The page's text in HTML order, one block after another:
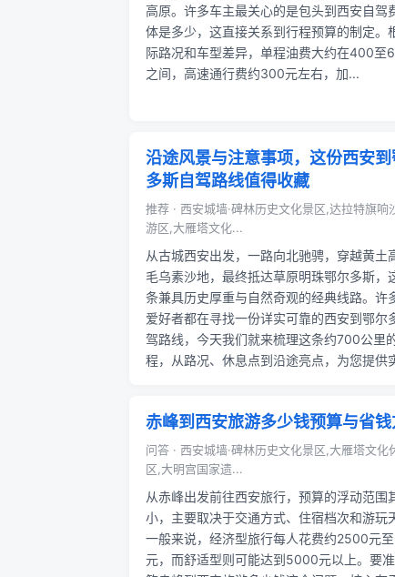
高原。许多车主最关心的是包头到西安自驾
体是多少，这直接关系到行程预算的制定。
际路况和车型差异，单程油费大约在400至
之间，高速通行费约300元左右，加...
沿途风景与注意事项，这份西安
多斯自驾路线值得收藏
推荐 · 西安城墙·碑林历史文化景区,达拉特旗响
游区,大雁塔文化...
从古城西安出发，一路向北驰骋，穿越黄土
毛乌素沙地，最终抵达草原明珠鄂尔多斯，
条兼具历史厚重与自然奇观的经典线路。许
爱好者都在寻找一份详实可靠的西安到鄂尔
驾路线，今天我们就来梳理这条约700公里
程，从路况、休息点到沿途亮点，为您提供
赤峰到西安旅游多少钱预算与省
问答 · 西安城墙·碑林历史文化景区,大雁塔文化
区,大明宫国家遗...
从赤峰出发前往西安旅行，预算的浮动范围
小，主要取决于交通方式、住宿档次和游玩
一般来说，经济型旅行每人花费约2500元
元，而舒适型则可能达到5000元以上。要